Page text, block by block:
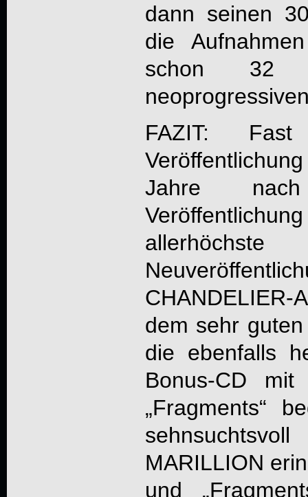
dann seinen
die
schon 32
FAZIT:
Jahre
CHANDELIER-
dem sehr
die ebenfalls
Bonus-CD
„Fragments“
MARILLION
und